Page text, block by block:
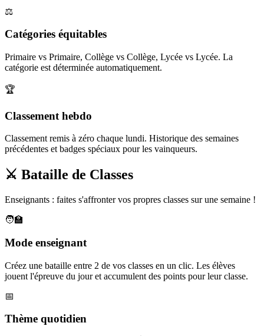
⚖️
Catégories équitables
Primaire vs Primaire, Collège vs Collège, Lycée vs Lycée. La
catégorie est déterminée automatiquement.
🏆
Classement hebdo
Classement remis à zéro chaque lundi. Historique des semaines
précédentes et badges spéciaux pour les vainqueurs.
⚔️ Bataille de Classes
Enseignants : faites s'affronter vos propres classes sur une semaine !
🧑‍🏫
Mode enseignant
Créez une bataille entre 2 de vos classes en un clic. Les élèves
jouent l'épreuve du jour et accumulent des points pour leur classe.
📅
Thème quotidien